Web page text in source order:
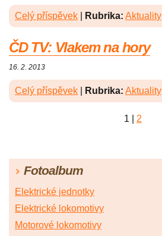
Celý příspěvek Rubrika: Aktuality
ČD TV: Vlakem na hory
16. 2. 2013
Celý příspěvek Rubrika: Aktuality
1 2
Fotoalbum
Elektrické jednotky
Elektrické lokomotivy
Motorové lokomotivy